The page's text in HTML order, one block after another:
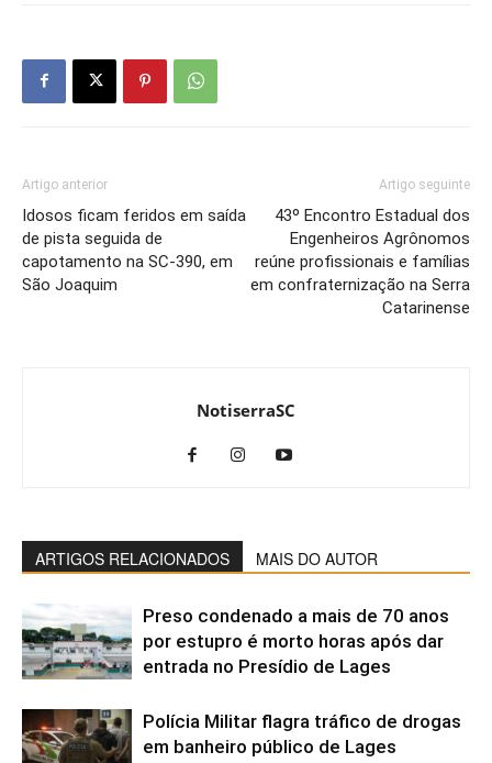
Artigo anterior
Idosos ficam feridos em saída
de pista seguida de
capotamento na SC-390, em
São Joaquim
Artigo seguinte
43º Encontro Estadual dos
Engenheiros Agrônomos
reúne profissionais e famílias
em confraternização na Serra
Catarinense
NotiserraSC
ARTIGOS RELACIONADOS MAIS DO AUTOR
Preso condenado a mais de 70 anos
por estupro é morto horas após dar
entrada no Presídio de Lages
Polícia Militar flagra tráfico de drogas
em banheiro público de Lages